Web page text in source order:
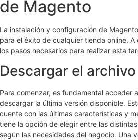
de Magento
La instalación y configuración de
para el éxito de cualquier tienda online.
los pasos necesarios para realizar esta
Descargar el
Para comenzar, es fundamental acceder
descargar la última versión disponible.
cuente con las últimas características y
tiene la opción de elegir entre las
según las necesidades del negocio. Una